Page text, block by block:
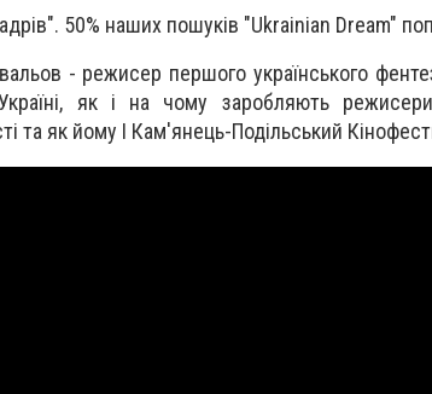
50% наших пошуків "Ukrainian Dream"
- режисер першого українського
як і на чому заробляють
та як йому І Кам'янець-Подільський